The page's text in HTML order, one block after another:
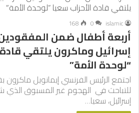
islamic
0
168
أربعة أطفال ضمن
إسرائيل وماكرون يلتقي
“لوحدة الأمة”
اجتمع الرئيس الفرنسي إيمانويل ماكرون
للتباحث في الهجوم غير المسبوق
إسرائيل، سعيا…